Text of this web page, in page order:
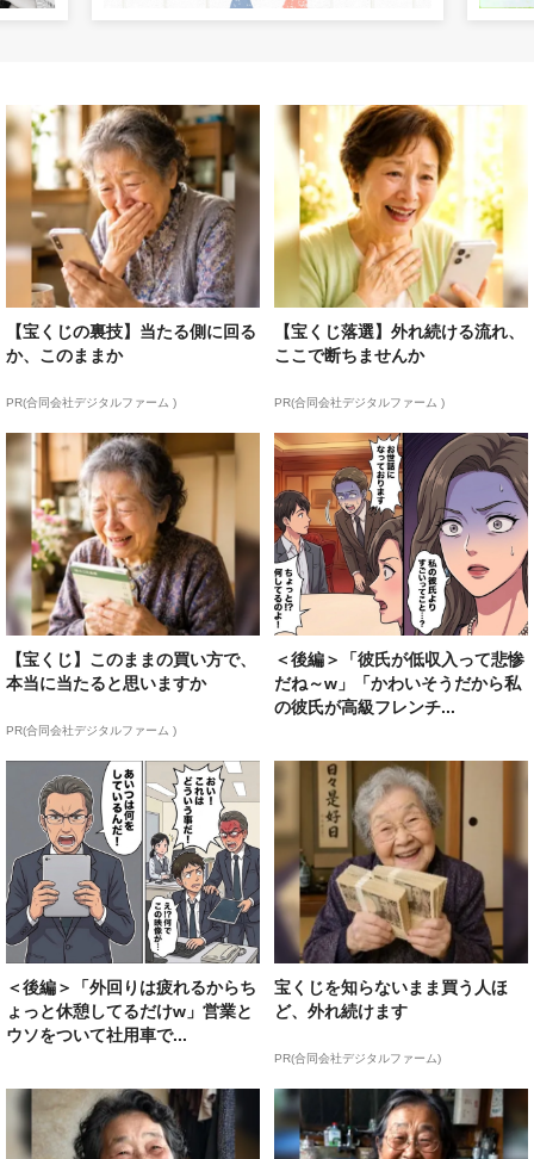
【宝くじの裏技】当たる側に回る
か、このままか
PR(合同会社デジタルファーム )
【宝くじ落選】外れ続ける流れ、
ここで断ちませんか
PR(合同会社デジタルファーム )
【宝くじ】このままの買い方で、
本当に当たると思いますか
PR(合同会社デジタルファーム )
＜後編＞「彼氏が低収入って悲惨
だね～w」「かわいそうだから私
の彼氏が高級フレンチ...
＜後編＞「外回りは疲れるからち
ょっと休憩してるだけw」営業と
ウソをついて社用車で...
宝くじを知らないまま買う人ほ
ど、外れ続けます
PR(合同会社デジタルファーム)